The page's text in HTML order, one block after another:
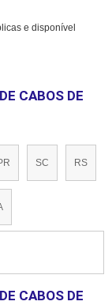
e disponível
CABOS DE
SC RS
CABOS DE